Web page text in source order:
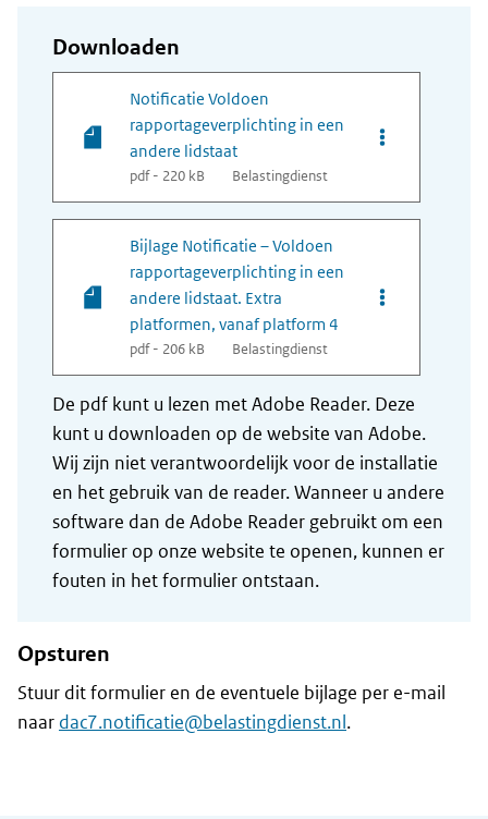
Downloaden
Notificatie Voldoen
rapportageverplichting in een
andere lidstaat
pdf - 220 kB Belastingdienst
Opties van
Bijlage Notificatie – Voldoen
rapportageverplichting in een
andere lidstaat. Extra
platformen, vanaf platform 4
pdf - 206 kB Belastingdienst
Opties van
De pdf kunt u lezen met Adobe Reader. Deze
kunt u downloaden op de website van Adobe.
Wij zijn niet verantwoordelijk voor de installatie
en het gebruik van de reader. Wanneer u andere
software dan de Adobe Reader gebruikt om een
formulier op onze website te openen, kunnen er
fouten in het formulier ontstaan.
Opsturen
Stuur dit formulier en de eventuele bijlage per e-mail
naar dac7.notificatie@belastingdienst.nl.